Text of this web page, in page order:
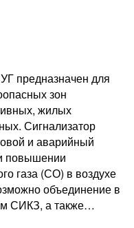
предназначен для
зон
жилых
Сигнализатор
и аварийный
повышении
газа (СО) в воздухе
объединение в
СИКЗ, а также…